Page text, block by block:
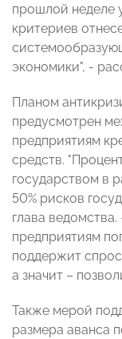
прошлой неделе
критериев
экономики", -
Планом
предусмотрен
предприятиям
средств.
государством в
50% рисков
глава
предприятиям
поддержит
а значит –
Также мерой
размера аванса